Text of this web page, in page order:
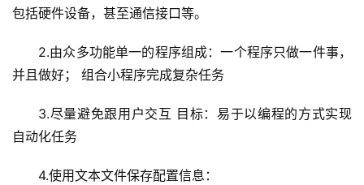
包括硬件设备，甚至通信接口等。
2.由众多功能单一的程序组成：一个程序只做一件事，
并且做好； 组合小程序完成复杂任务
3.尽量避免跟用户交互 目标：易于以编程的方式实现
自动化任务
4.使用文本文件保存配置信息：